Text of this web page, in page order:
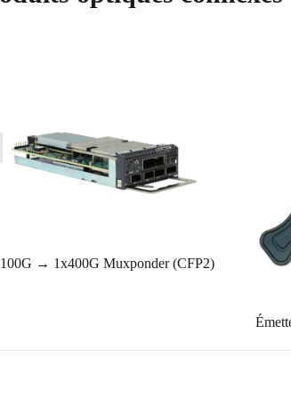
→ 1x400G Muxponder (CFP2)